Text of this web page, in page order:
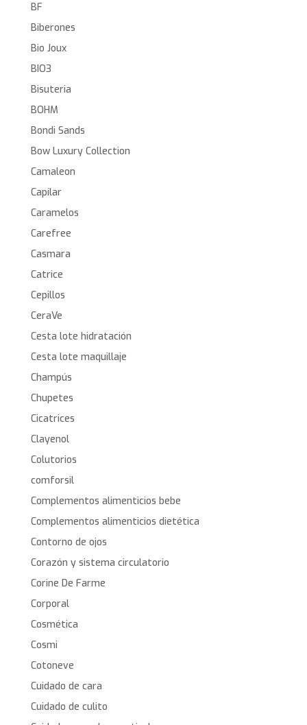
BF
Biberones
Bio Joux
BIO3
Bisuteria
BOHM
Bondi Sands
Bow Luxury Collection
Camaleon
Capilar
Caramelos
Carefree
Casmara
Catrice
Cepillos
CeraVe
Cesta lote hidratación
Cesta lote maquillaje
Champús
Chupetes
Cicatrices
Clayenol
Colutorios
comforsil
Complementos alimenticios bebe
Complementos alimenticios dietética
Contorno de ojos
Corazón y sistema circulatorio
Corine De Farme
Corporal
Cosmética
Cosmi
Cotoneve
Cuidado de cara
Cuidado de culito